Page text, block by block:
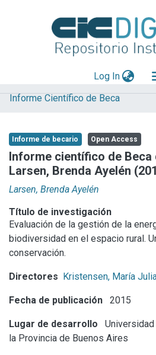
Log In(current)
Explorar
Aportar material
Statistics
Informe Científico de Beca
Informe de becario Open Access
Informe científico de Beca
Larsen, Brenda Ayelén
Larsen, Brenda Ayelén
Título de investigación
Evaluación de la gestión de la
biodiversidad en el espacio rural.
conservación.
Directores Kristensen, María
Fecha de publicación 2015
Lugar de desarrollo
la Provincia de Buenos Aires